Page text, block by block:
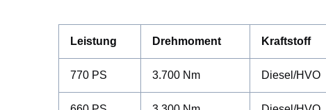
Leistung Drehmoment Kraftstoff
770 PS 3.700 Nm Diesel/HVO